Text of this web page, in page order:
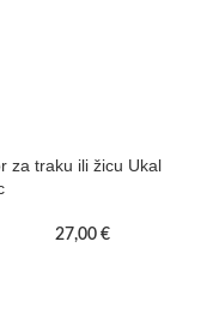
za traku ili žicu Ukal
27,00 €